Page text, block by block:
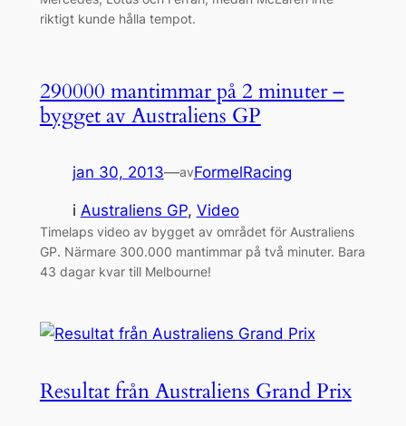
riktigt kunde hålla tempot.
290000 mantimmar på 2 minuter –
bygget av Australiens GP
jan 30, 2013—avFormelRacing
i Australiens GP, Video
Timelaps video av bygget av området för Australiens
GP. Närmare 300.000 mantimmar på två minuter. Bara
43 dagar kvar till Melbourne!
Resultat från Australiens Grand Prix